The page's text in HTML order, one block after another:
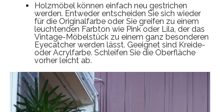
Holzmöbel können einfach neu gestrichen
werden. Entweder entscheiden Sie sich wieder
für die Originalfarbe oder Sie greifen zu einem
leuchtenden Farbton wie Pink oder Lila, der das
Vintage-Möbelstück zu einem ganz besonderen
Eyecatcher werden lässt. Geeignet sind Kreide-
oder Acrylfarbe. Schleifen Sie die Oberfläche
vorher leicht ab.